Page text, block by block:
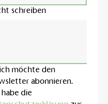
schreiben
ich möchte den
abonnieren.